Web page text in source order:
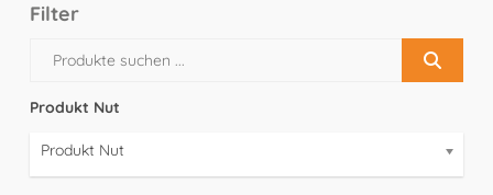
Filter
Produkt Nut
Produkt Nut